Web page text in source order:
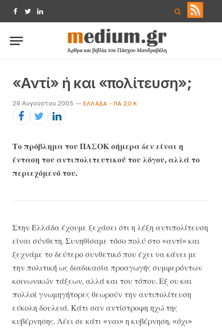
Facebook
TwitterLinkedIn
«Αντί» ή και «πολίτευση»;
29 Αυγούστου 2005 ΕΛΛΆΔΑ - ΠΑ.ΣΟ.Κ
Το πρόβλημα του ΠΑΣΟΚ σήμερα δεν είναι η
ένταση του αντιπολιτευτικού του λόγου, αλλά το
περιεχόμενό του.
Στην Ελλάδα έχουμε ξεχάσει ότι η λέξη αντιπολίτευση
είναι σύνθετη. Συνηθίσαμε τόσο πολύ στο «αντί» και
ξεχνάμε το δεύτερο συνθετικό που έχει να κάνει με
την πολιτική ως διαδικασία προαγωγής συμφερόντων
κοινωνικών τάξεων, αλλά και του τόπου. Εξ ου και
πολλοί γνωμηγήτορες θεωρούν την αντιπολίτευση
εύκολη δουλειά. Κάτι σαν αντίστροφη ηχώ της
κυβέρνησης. Λέει σε κάτι «ναι» η κυβέρνηση, «όχι»